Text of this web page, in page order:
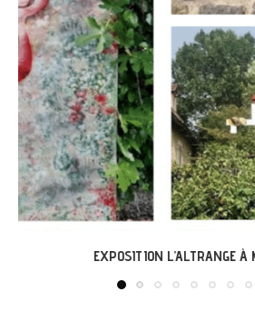
LABASTIDE-DU-VERT : EXPO «